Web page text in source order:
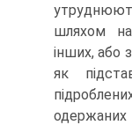
шляхом
інших, або
як